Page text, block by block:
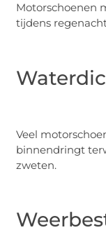
Motorschoenen
tijdens
Veel
binnendringt
zweten.